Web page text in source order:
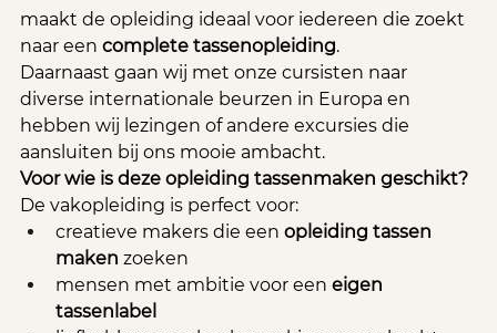
maakt de opleiding ideaal voor iedereen die zoekt
naar een complete tassenopleiding.
Daarnaast gaan wij met onze cursisten naar
diverse internationale beurzen in Europa en
hebben wij lezingen of andere excursies die
aansluiten bij ons mooie ambacht.
Voor wie is deze opleiding tassenmaken geschikt?
De vakopleiding is perfect voor:
creatieve makers die een opleiding tassen
maken zoeken
mensen met ambitie voor een eigen
tassenlabel